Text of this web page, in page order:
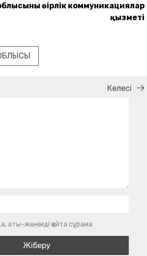
өңірлік коммуникациялар
қызметі
Келесі
аты-жөнімді қайта сұрама